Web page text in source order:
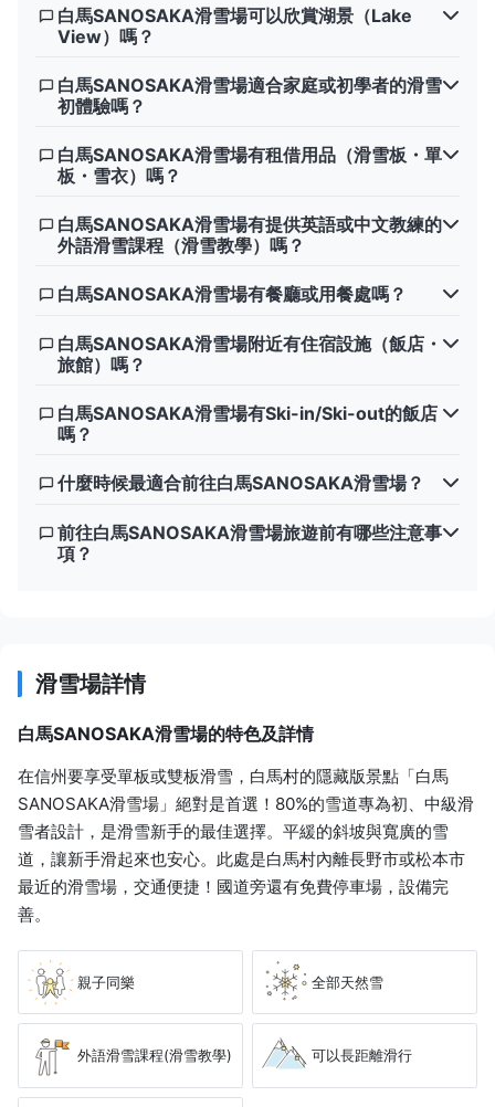
白馬SANOSAKA滑雪場可以欣賞湖景（Lake
View）嗎？
白馬SANOSAKA滑雪場適合家庭或初學者的滑雪
初體驗嗎？
白馬SANOSAKA滑雪場有租借用品（滑雪板・單
板・雪衣）嗎？
白馬SANOSAKA滑雪場有提供英語或中文教練的
外語滑雪課程（滑雪教學）嗎？
白馬SANOSAKA滑雪場有餐廳或用餐處嗎？
白馬SANOSAKA滑雪場附近有住宿設施（飯店・
旅館）嗎？
白馬SANOSAKA滑雪場有Ski-in/Ski-out的飯店
嗎？
什麼時候最適合前往白馬SANOSAKA滑雪場？
前往白馬SANOSAKA滑雪場旅遊前有哪些注意事
項？
滑雪場詳情
白馬SANOSAKA滑雪場的特色及詳情
在信州要享受單板或雙板滑雪，白馬村的隱藏版景點「白馬
SANOSAKA滑雪場」絕對是首選！80%的雪道專為初、中級滑
雪者設計，是滑雪新手的最佳選擇。平緩的斜坡與寬廣的雪
道，讓新手滑起來也安心。此處是白馬村內離長野市或松本市
最近的滑雪場，交通便捷！國道旁還有免費停車場，設備完
善。
親子同樂 全部天然雪
外語滑雪課程(滑雪教學) 可以長距離滑行